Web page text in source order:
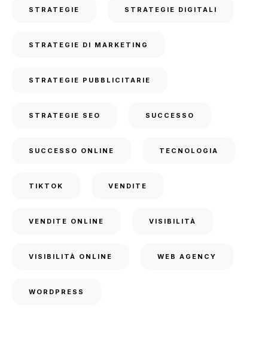
STRATEGIE STRATEGIE DIGITALI
STRATEGIE DI MARKETING
STRATEGIE PUBBLICITARIE
STRATEGIE SEO SUCCESSO
SUCCESSO ONLINE TECNOLOGIA
TIKTOK VENDITE
VENDITE ONLINE VISIBILITÀ
VISIBILITÀ ONLINE WEB AGENCY
WORDPRESS